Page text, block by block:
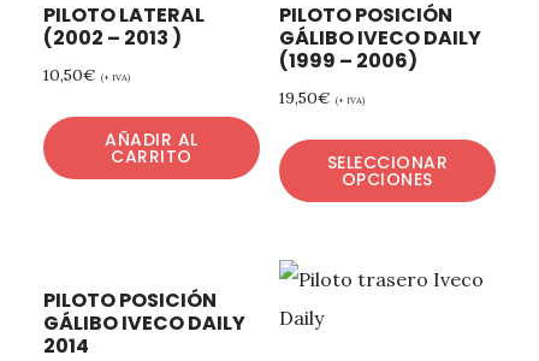
PILOTO LATERAL
(2002 – 2013 )
10,50€ (+ IVA)
AÑADIR AL
CARRITO
PILOTO POSICIÓN
GÁLIBO IVECO DAILY
(1999 – 2006)
19,50€ (+ IVA)
SELECCIONAR
OPCIONES
PILOTO POSICIÓN
GÁLIBO IVECO DAILY
2014